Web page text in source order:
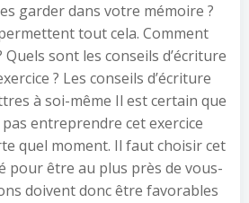
garder dans votre mémoire ?
tout cela. Comment
Quels sont les conseils d’écriture
? Les conseils d’écriture
à soi-même Il est certain que
entreprendre cet exercice
quel moment. Il faut choisir cet
pour être au plus près de vous-
doivent donc être favorables